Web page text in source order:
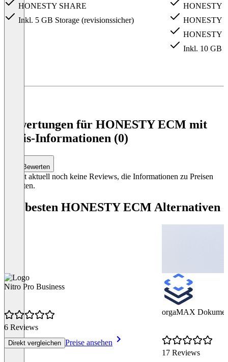
HONESTY SHARE
Inkl. 5 GB Storage (revisionssicher)
HONESTY
HONESTY
HONESTY
Inkl. 10 GB
Bewertungen für HONESTY ECM mit
Preis-Informationen (0)
Bewerten
Es gibt aktuell noch keine Reviews, die Informationen zu Preisen
enthalten.
Die besten HONESTY ECM Alternativen
Nitro Pro Business
6 Reviews
Direkt vergleichen Preise ansehen
orgaMAX
17 Reviews